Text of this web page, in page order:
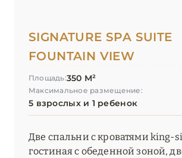
SIGNATURE SPA SUITE
FOUNTAIN VIEW
Площадь:350 М²
Максимальное размещение:
5 взрослых и 1 ребенок
Две спальни с кроватями king-
гостиная с обеденной зоной,